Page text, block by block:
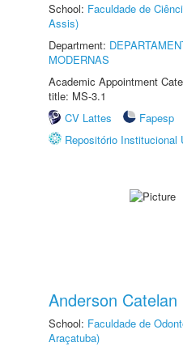
School: Faculdade de
Assis)
Department:
MODERNAS
Academic Appointment
title: MS-3.1
CV Lattes
Fapesp
Repositório Institucional
Anderson Catelan
School: Faculdade de
Araçatuba)